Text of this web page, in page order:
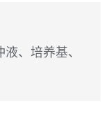
、培养基、